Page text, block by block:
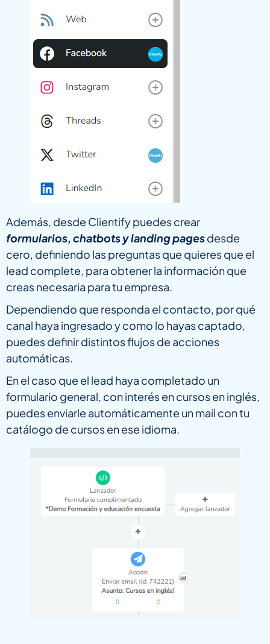
Además, desde Clientify puedes crear
formularios, chatbots y landing pagesdesde
cero, definiendo las preguntas que quieres que el
lead complete, para obtener la información que
creas necesaria para tu empresa.
Dependiendo que responda el contacto, por qué
canal haya ingresado y como lo hayas captado,
puedes definir distintos flujos de acciones
automáticas.
En el caso que el lead haya completado un
formulario general, con interés en cursos en inglés,
puedes enviarle automáticamente un mail con tu
catálogo de cursos en ese idioma.